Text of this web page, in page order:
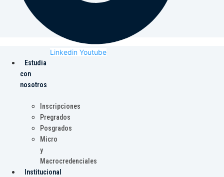
Linkedin Youtube
Estudia
con
nosotros
Inscripciones
Pregrados
Posgrados
Micro
y
Macrocredenciales
Institucional